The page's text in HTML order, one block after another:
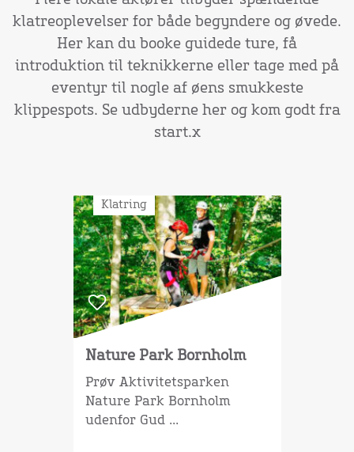
klatreoplevelser for både begyndere og øvede.
Her kan du booke guidede ture, få
introduktion til teknikkerne eller tage med på
eventyr til nogle af øens smukkeste
klippespots. Se udbyderne her og kom godt fra
start.x
Klatring
Nature Park Bornholm
Prøv Aktivitetsparken
Nature Park Bornholm
udenfor Gud ...